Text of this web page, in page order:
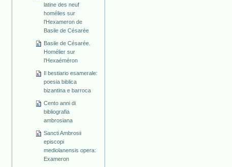
latine des neuf
homélies sur
l'Hexameron de
Basile de Césarée
Basile de Césarée.
Homélier sur
l'Hexaéméron
Il bestiario esamerale:
poesia biblica
bizantina e barroca
Cento anni di
bibliografia
ambrosiana
Sancti Ambrosii
episcopi
mediolanensis opera:
Exameron